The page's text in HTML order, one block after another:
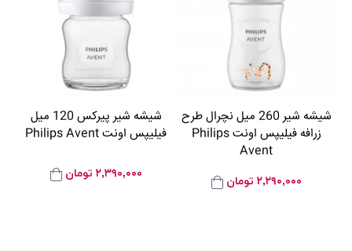
شیشه شیر 260 میل نچرال طرح
زرافه فیلیپس اونت Philips
Avent
۲,۲۹۰,۰۰۰ تومان
شیشه شیر پیرکس 120 میل
فیلیپس اونت Philips Avent
۲,۳۹۰,۰۰۰ تومان